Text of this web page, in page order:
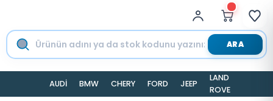
ARA
AUDİ BMW CHERY FORD JEEP
LAND
ROVER